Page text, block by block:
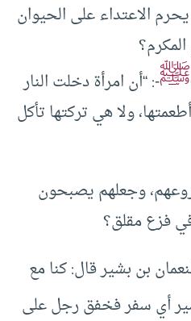
الاعتداء على الحيوان
المكرم؟
ﷺ-: “أن امرأة دخلت النار
ولا هي تركتها تأكل
وجعلهم يصبحون
فزع مقلق؟
بن بشير قال: كنا مع
أي سفر فخفق رجل على